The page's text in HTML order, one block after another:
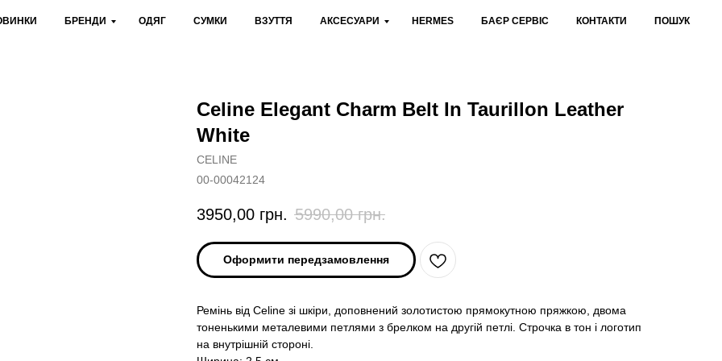
БРЕНДИ ОДЯГ СУМКИ ВЗУТТЯ АКСЕСУАРИ HERMES БАЄР СЕРВІС КОНТАКТИ ПОШУК
Celine Elegant Charm Belt In Taurillon Leather
White
CELINE
00-00042124
3950,00 грн. 5990,00 грн.
Оформити передзамовлення
Ремінь від Celine зі шкіри, доповнений золотистою прямокутною пряжкою, двома
тоненькими металевими петлями з брелком на другій петлі. Строчка в тон і логотип
на внутрішній стороні.